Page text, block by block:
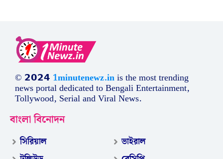
© 𝟮𝟬𝟮𝟰 1minutenewz.inis the most trending
news portal dedicated to Bengali Entertainment,
Tollywood, Serial and Viral News.
বাংলা বিনোদন
সিরিয়াল
ভাইরাল